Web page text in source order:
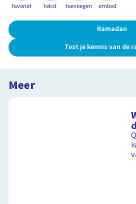
favoriet tekst toevoegen embed
Ramadan
Test je kennis van de
Meer